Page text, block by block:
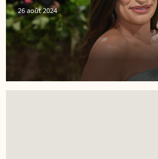
26 août 2024